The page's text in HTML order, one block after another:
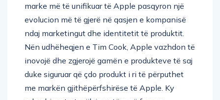
marke më të unifikuar të Apple pasqyron një
evolucion më të gjerë në qasjen e kompanisë
ndaj marketingut dhe identitetit të produktit.
Nën udhëheqjen e Tim Cook, Apple vazhdon të
inovojë dhe zgjerojë gamën e produkteve të saj
duke siguruar që çdo produkt i ri të përputhet
me markën gjithëpërfshirëse të Apple. Ky